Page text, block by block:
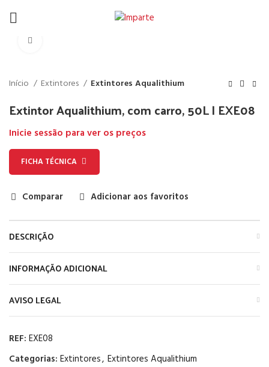
Início Extintores Extintores Aqualithium
Extintor Aqualithium, com carro, 50L | EXE08
Inicie sessão para ver os preços
FICHA TÉCNICA
Comparar Adicionar aos favoritos
DESCRIÇÃO
INFORMAÇÃO ADICIONAL
AVISO LEGAL
REF: EXE08
Categorias: Extintores, Extintores Aqualithium